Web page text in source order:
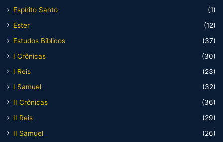
Espírito Santo
(1)
Ester
(12)
Estudos Bíblicos
(37)
I Crônicas
(30)
I Reis
(23)
I Samuel
(32)
II Crônicas
(36)
II Reis
(29)
II Samuel
(26)